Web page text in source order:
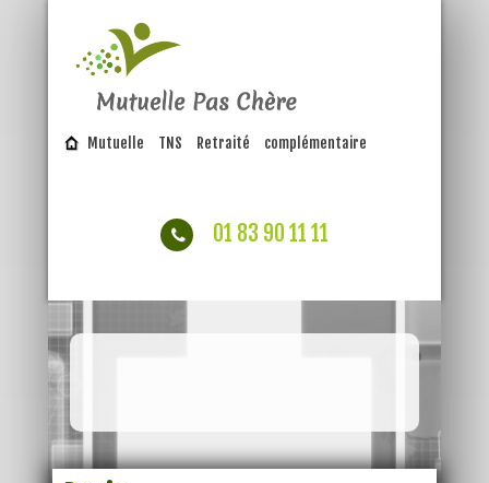
Mutuelle TNS Retraité complémentaire
01 83 90 11 11